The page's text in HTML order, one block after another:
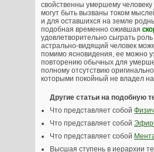
свойственны умершему
могут быть вызваны током
и для оставшихся на земле
подобная временно ожившая
удовлетворительно сыграть
астрально-видящий человек
помимо ясновидения, ее можно
повторению обычных для
полному отсутствию
которыми покойный не владел
Другие статьи на подобную
Что представляет собой
Что представляет собой
Что представляет собой
Высшая ступень в иерархии